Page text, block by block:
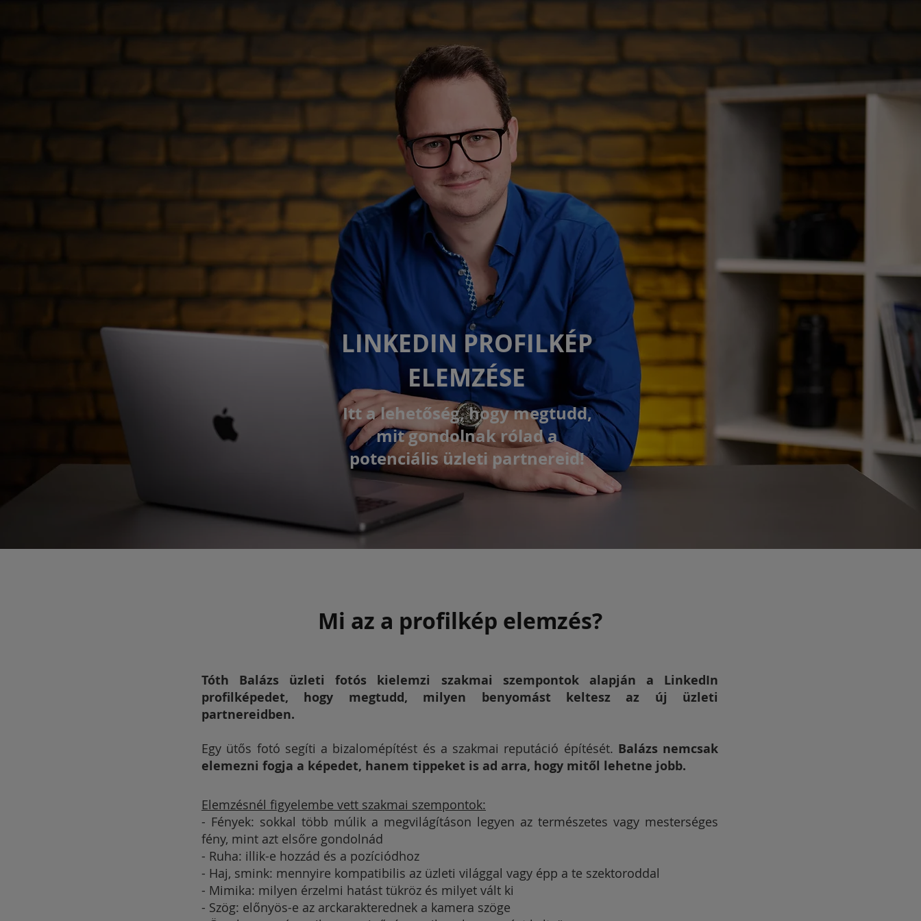
LINKEDIN PROFILKÉP
ELEMZÉSE
Itt a lehetőség, hogy megtudd,
mit gondolnak rólad a
potenciális üzleti partnereid!
Mi az a profilkép elemzés?
Tóth Balázs üzleti fotós kielemzi szakmai szempontok alapján a LinkedIn
profilképedet, hogy megtudd, milyen benyomást keltesz az új üzleti
partnereidben.
Egy ütős fotó segíti a bizalomépítést és a szakmai reputáció építését. Balázs nemcsak
elemezni fogja a képedet, hanem tippeket is ad arra, hogy mitől lehetne jobb.
Elemzésnél figyelembe vett szakmai szempontok:
- Fények: sokkal több múlik a megvilágításon legyen az természetes vagy mesterséges
fény, mint azt elsőre gondolnád
- Ruha: illik-e hozzád és a pozíciódhoz
- Haj, smink: mennyire kompatibilis az üzleti világgal vagy épp a te szektoroddal
- Mimika: milyen érzelmi hatást tükröz és milyet vált ki
- Szög: előnyös-e az arckarakterednek a kamera szöge